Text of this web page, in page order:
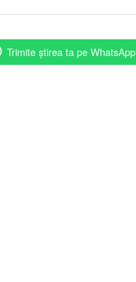
Trimite știrea ta pe WhatsApp